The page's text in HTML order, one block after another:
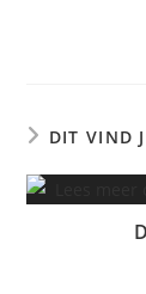
DIT VIND